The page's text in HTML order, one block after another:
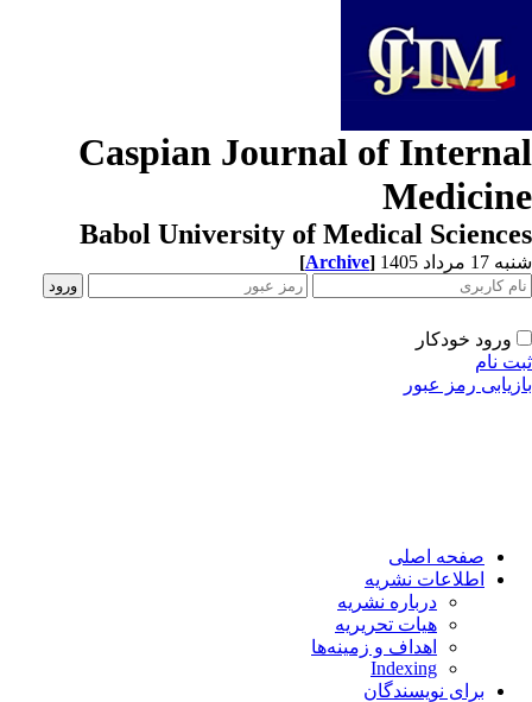
Caspian Journal of
Babol University of Medical
مرداد 1405 [Archive]
ورود خودکار
نام
رمز عبور
صفحه اصلی
اطلاعات نشریه
درباره نشریه
هیات تحریریه
اهداف و زمینه‌ها
Indexing
برای نویسندگان